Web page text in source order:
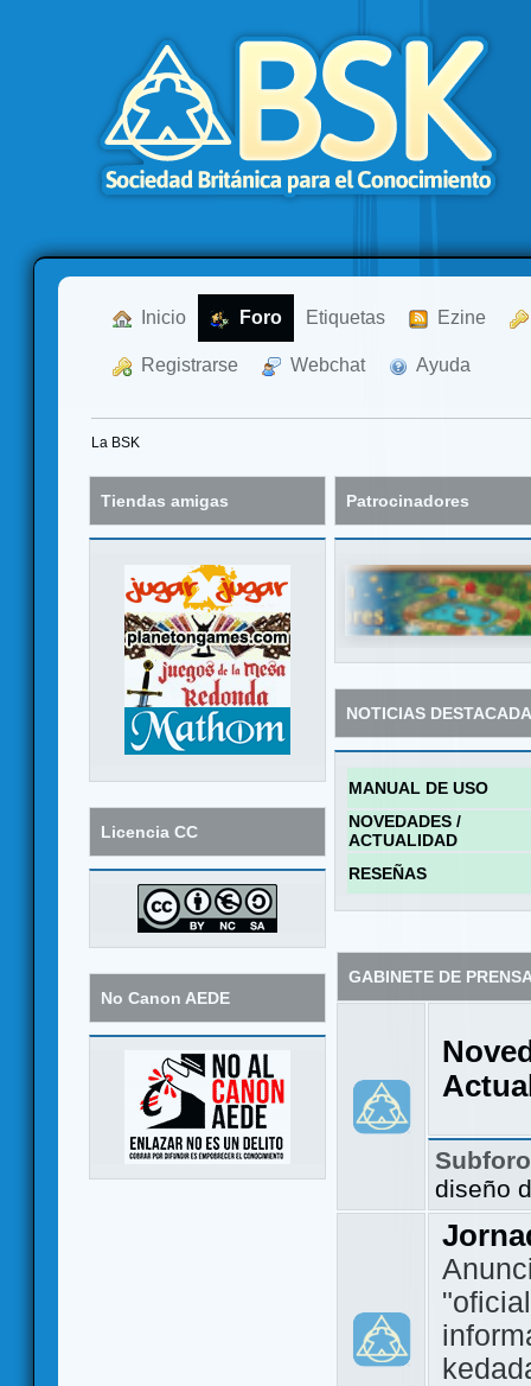
Inicio Foro Etiquetas Ezine
Registrarse Webchat Ayuda
La BSK
Tiendas amigas
Licencia CC
No Canon AEDE
Patrocinadores
NOTICIAS
MANUAL DE USO
NOVEDADES /
ACTUALIDAD
RESEÑAS
GABINETE DE
diseño